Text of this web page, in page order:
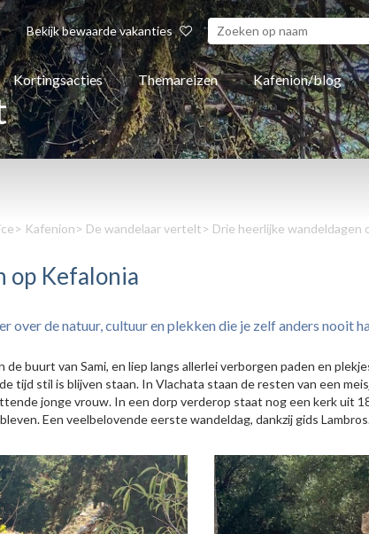
Bekijk bewaarde vakanties
Kortingsacties Themareizen Kafenion/blog
> Kafenion> De wandelaar vertelt> Drie heerlijke wandeldagen
op Kefalonia
over de natuur, cultuur en plekken die je zelf anders nooit
buurt van Sami, en liep langs allerlei verborgen paden en
tijd stil is blijven staan. In Vlachata staan de resten van een
jonge vrouw. In een dorp verderop staat nog een kerk uit
Een veelbelovende eerste wandeldag, dankzij gids